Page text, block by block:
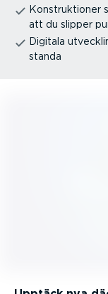
Konstruk­tioner
att du slipper
Digitala
standa